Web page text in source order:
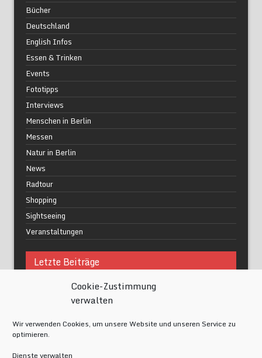
Cookie-Zustimmung
verwalten
Wir verwenden Cookies, um unsere Website und unseren Service zu
optimieren.
Dienste verwalten
Bücher
Deutschland
English Infos
Essen & Trinken
Events
Fototipps
Interviews
Menschen in Berlin
Messen
Natur in Berlin
News
Radtour
Shopping
Sightseeing
Veranstaltungen
Letzte Beiträge
Was macht urbane Lebensqualität wirklich aus?
Grüne Oasen in Berlin
Festival of Lights Berlin 2024
Gesund schlafen im modernen Alltag